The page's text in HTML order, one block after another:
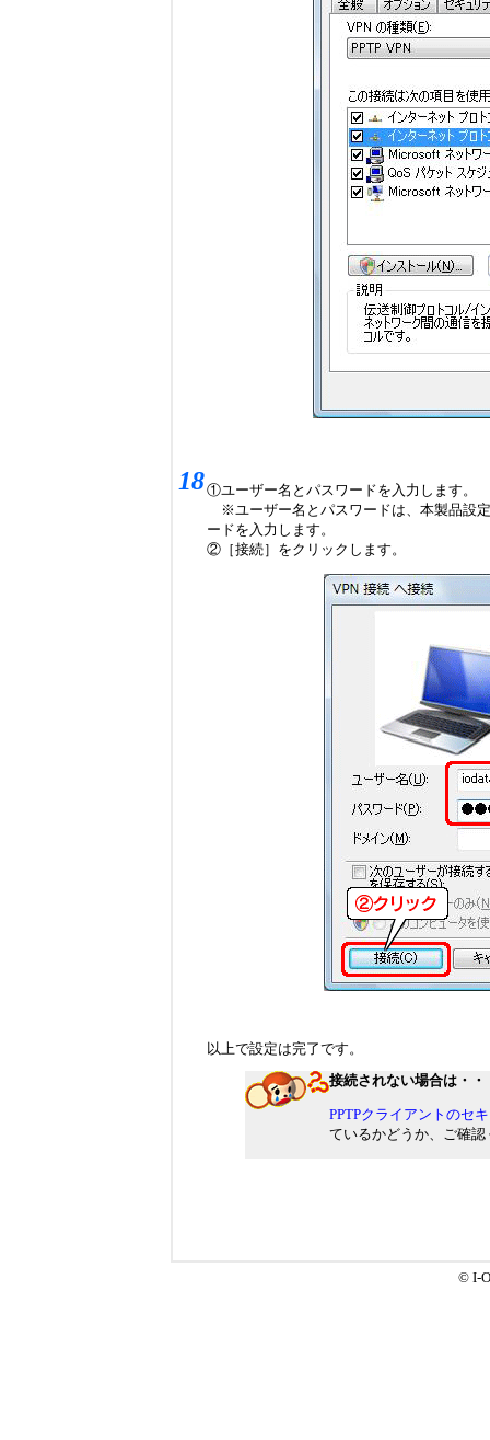
18①ユーザー名とパスワードを入力します。
※ユーザー名とパスワードは、本製品設定
ードを入力します。
②［接続］をクリックします。
以上で設定は完了です。
接続されない場合は・・
PPTPクライアントのセ
ているかどうか、ご確認
© I-